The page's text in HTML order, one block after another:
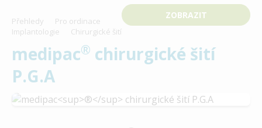
Přehledy
Pro ordinace
Implantologie
Chirurgické šití
medipac® chirurgické šití
P.G.A